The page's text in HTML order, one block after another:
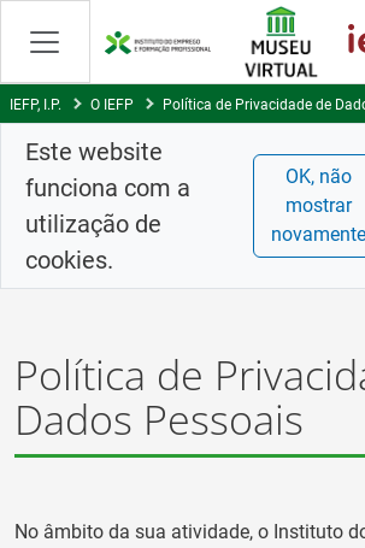
Skip
Content
IEFP, I.P. O IEFP Política de Privacidade de
Este website
funciona com a
utilização de
cookies.
OK, não
mostrar
novamente
Política de
Dados Pessoais
No âmbito da sua atividade, o Instituto